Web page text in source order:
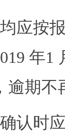
应按
年1
逾期不
认时